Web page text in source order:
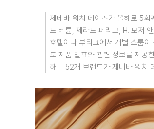
제네바 워치 데이즈가 올해로 5회
드 베튠, 제라드 페리고, H. 모저
호텔이나 부티크에서 개별 쇼룸
도 제품 발표와 관련 정보를 제공
해는 52개 브랜드가 제네바 워치